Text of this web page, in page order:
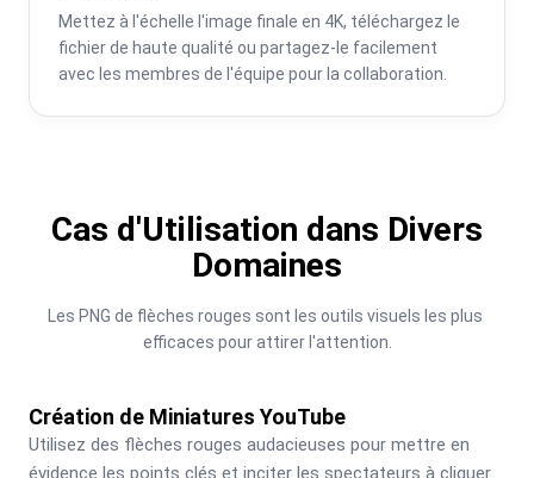
Mettez à l'échelle l'image finale en 4K, téléchargez le
fichier de haute qualité ou partagez-le facilement
avec les membres de l'équipe pour la collaboration.
Cas d'Utilisation dans Divers
Domaines
Les PNG de flèches rouges sont les outils visuels les plus
efficaces pour attirer l'attention.
Création de Miniatures YouTube
Utilisez des flèches rouges audacieuses pour mettre en
évidence les points clés et inciter les spectateurs à cliquer.